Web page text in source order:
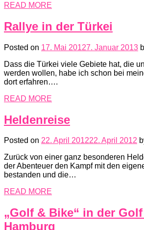
READ MORE
Rallye in der Türkei
Posted on 17. Mai 20127. Januar 2013
Dass die Türkei viele Gebiete hat, die
werden wollen, habe ich schon bei
dort erfahren….
READ MORE
Heldenreise
Posted on 22. April 201222. April 2012
Zurück von einer ganz besonderen
der Abenteuer den Kampf mit den
bestanden und die…
READ MORE
„Golf & Bike“ in der
Hamburg